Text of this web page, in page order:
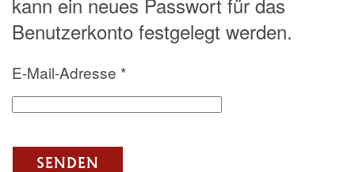
Benutzerkonto festgelegt werden.
E-Mail-Adresse *
SENDEN